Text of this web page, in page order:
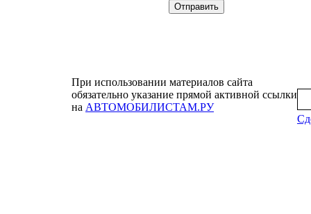
При использовании материалов сайта
обязательно указание прямой активной ссылки
на АВТОМОБИЛИСТАМ.РУ